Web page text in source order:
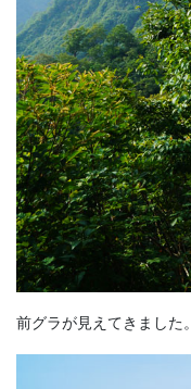
前グラが見えてきました。